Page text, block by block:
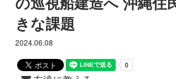
きな課題
2024.06.08